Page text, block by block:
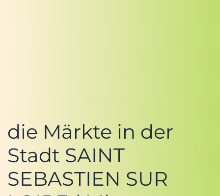
die Märkte in der
Stadt SAINT
SEBASTIEN SUR